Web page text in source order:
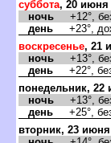
суббота, 20 июня
ночь +12°,
день +23°,
оскресенье, 21
ночь +13°,
день +22°, без
понедельник, 22
ночь +13°,
день +25°, без
торник, 23 июня